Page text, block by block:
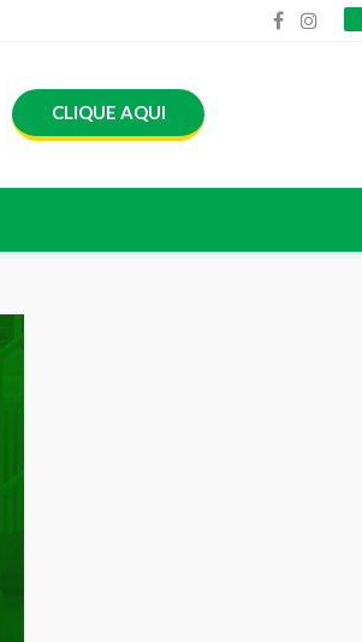
CLIQUE AQUI